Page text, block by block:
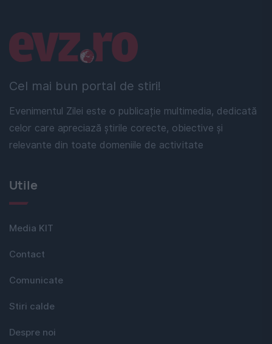
Cel mai bun portal de stiri!
Evenimentul Zilei este o publicație multimedia, dedicată
celor care apreciază știrile corecte, obiective și
relevante din toate domeniile de activitate
Linkuri utile
Utile
Media KIT
Contact
Comunicate
Stiri calde
Despre noi